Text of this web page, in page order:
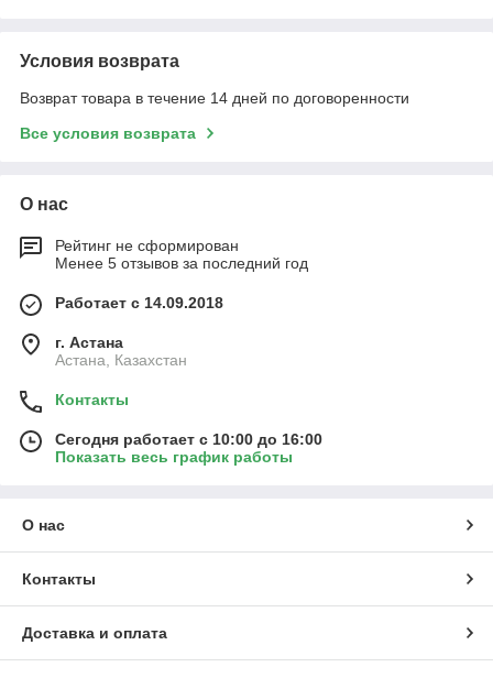
Условия возврата
Возврат товара в течение 14 дней по договоренности
Все условия возврата
О нас
Рейтинг не сформирован
Менее 5 отзывов за последний год
Работает с 14.09.2018
г. Астана
Астана, Казахстан
Контакты
Сегодня работает с 10:00 до 16:00
Показать весь график работы
О нас
Контакты
Доставка и оплата